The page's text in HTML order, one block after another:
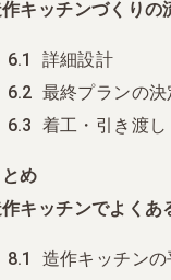
キッチンづくり
詳細設計
最終プランの決
着工・引き渡し
とめ
キッチンでよくあ
造作キッチンの